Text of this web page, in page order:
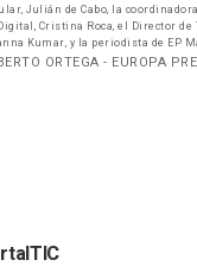
Julián de Cabo, la
Cristina Roca, el Director de
Kumar, y la periodista de EP
ORTEGA - EUROPA